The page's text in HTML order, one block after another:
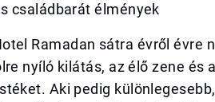
családbarát élmények
Ramadan sátra évről évre
nyíló kilátás, az élő zene és
Aki pedig